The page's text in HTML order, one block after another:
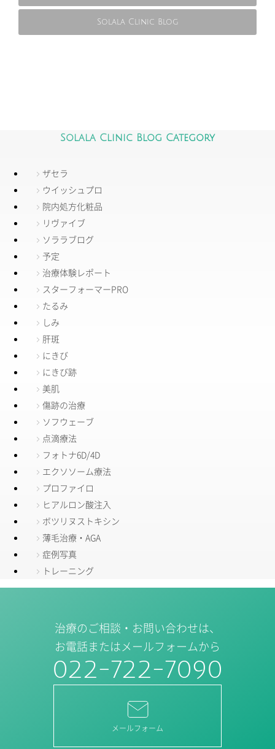
Solala Clinic Blog
Solala Clinic Blog Category
ザセラ
ウイッシュプロ
院内処方化粧品
リヴァイブ
ソララブログ
予定
治療体験レポート
スターフォーマーPRO
たるみ
しみ
肝斑
にきび
にきび跡
美肌
傷跡の治療
ソフウェーブ
点滴療法
フォトナ6D/4D
エクソソーム療法
プロファイロ
ヒアルロン酸注入
ボツリヌストキシン
薄毛治療・AGA
症例写真
トレーニング
治療のご相談・お問い合わせは、
お電話またはメールフォームから
022-722-7090
メールフォーム